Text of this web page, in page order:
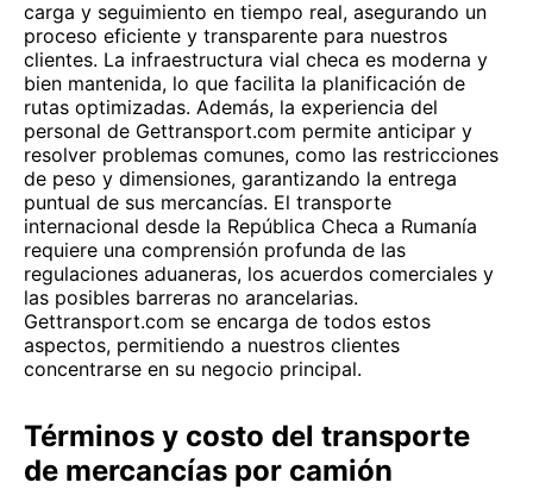
carga y seguimiento en tiempo real, asegurando un
proceso eficiente y transparente para nuestros
clientes. La infraestructura vial checa es moderna y
bien mantenida, lo que facilita la planificación de
rutas optimizadas. Además, la experiencia del
personal de Gettransport.com permite anticipar y
resolver problemas comunes, como las restricciones
de peso y dimensiones, garantizando la entrega
puntual de sus mercancías. El transporte
internacional desde la República Checa a Rumanía
requiere una comprensión profunda de las
regulaciones aduaneras, los acuerdos comerciales y
las posibles barreras no arancelarias.
Gettransport.com se encarga de todos estos
aspectos, permitiendo a nuestros clientes
concentrarse en su negocio principal.
Términos y costo del transporte
de mercancías por camión